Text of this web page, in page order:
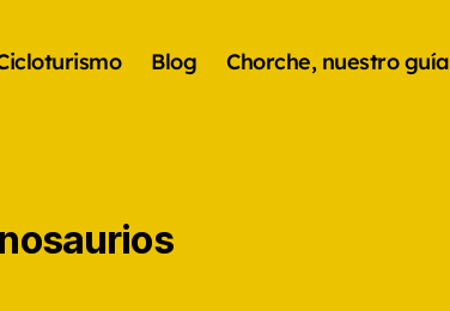
Blog Chorche, nuestro guía